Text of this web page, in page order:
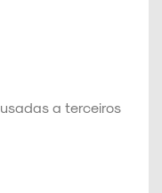
a terceiros